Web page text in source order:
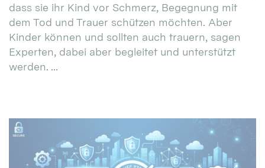
dass sie ihr Kind vor Schmerz, Begegnung mit
dem Tod und Trauer schützen möchten. Aber
Kinder können und sollten auch trauern, sagen
Experten, dabei aber begleitet und unterstützt
werden. ...